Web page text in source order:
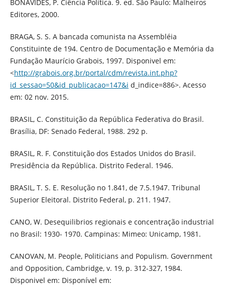
BONAVIDES, P. Ciência Política. 9. ed. São Paulo: Malheiros
Editores, 2000.
BRAGA, S. S. A bancada comunista na Assembléia
Constituinte de 194. Centro de Documentação e Memória da
Fundação Maurício Grabois, 1997. Disponivel em:
<http://grabois.org.br/portal/cdm/revista.int.php?
id_sessao=50&id_publicacao=147&i d_indice=886>. Acesso
em: 02 nov. 2015.
BRASIL, C. Constituição da República Federativa do Brasil.
Brasília, DF: Senado Federal, 1988. 292 p.
BRASIL, R. F. Constituição dos Estados Unidos do Brasil.
Presidência da República. Distrito Federal. 1946.
BRASIL, T. S. E. Resolução no 1.841, de 7.5.1947. Tribunal
Superior Eleitoral. Distrito Federal, p. 211. 1947.
CANO, W. Desequilibrios regionais e concentração industrial
no Brasil: 1930- 1970. Campinas: Mimeo: Unicamp, 1981.
CANOVAN, M. People, Politicians and Populism. Government
and Opposition, Cambridge, v. 19, p. 312-327, 1984.
Disponivel em: Disponível em: